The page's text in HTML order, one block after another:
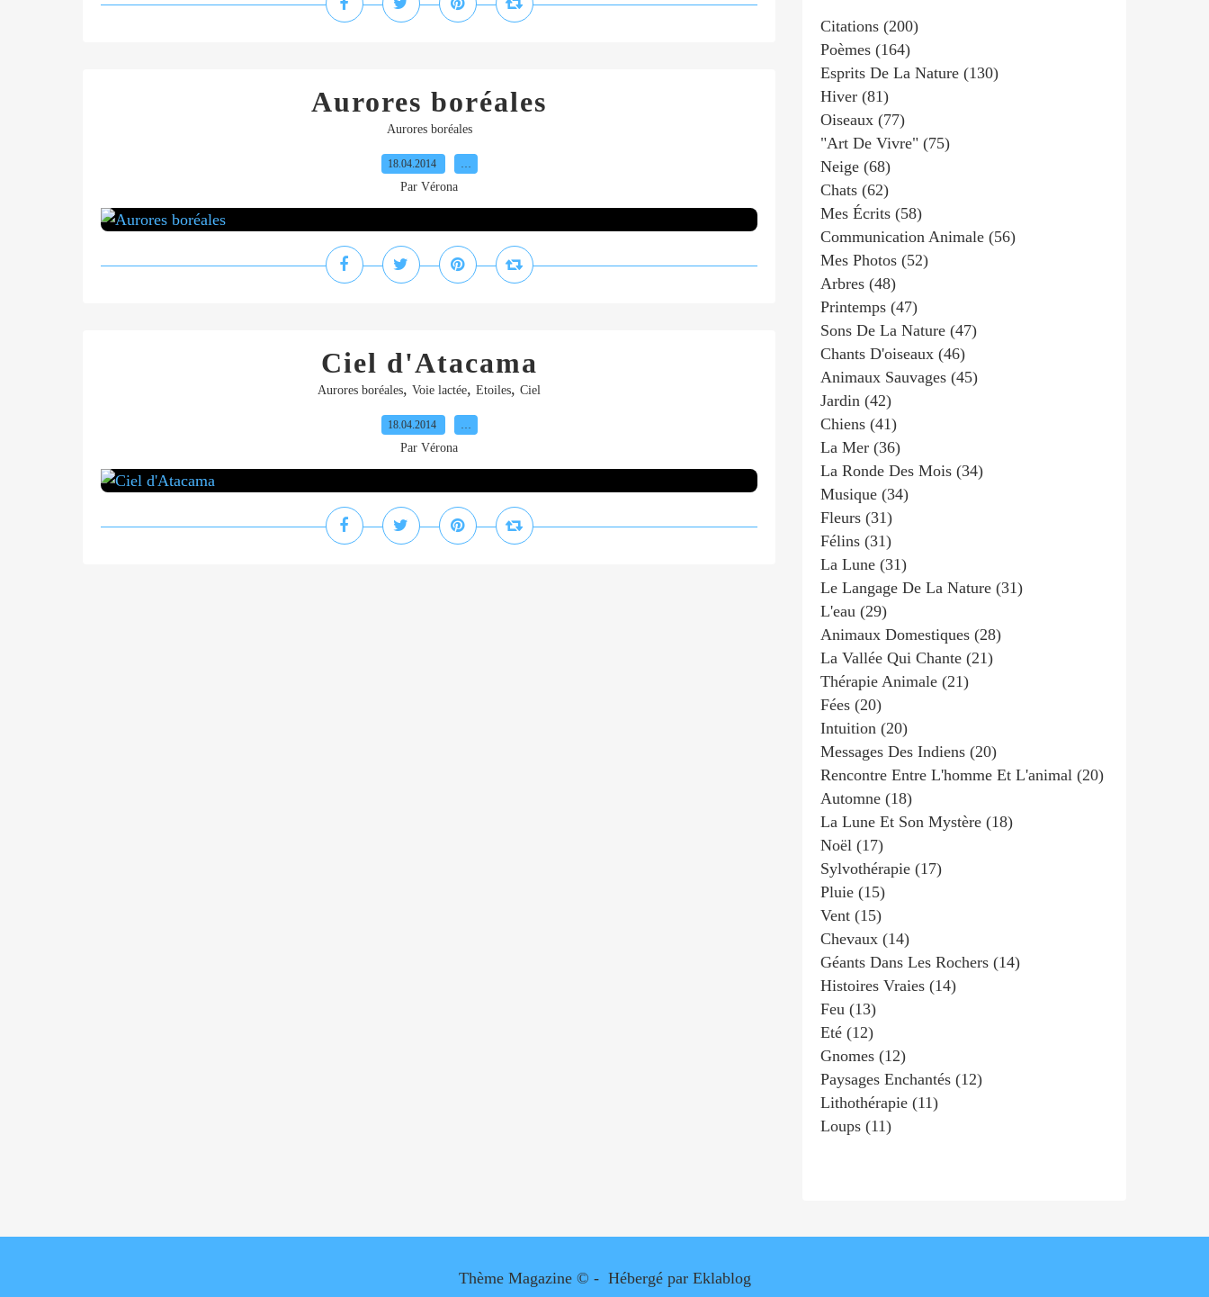
Aurores boréales
Aurores boréales
18.04.2014 …
Par Vérona
Ciel d'Atacama
Aurores boréales, Voie lactée, Etoiles, Ciel
18.04.2014 …
Par Vérona
Citations (200)
Poèmes (164)
Esprits De La Nature (130)
Hiver (81)
Oiseaux (77)
"art De Vivre" (75)
Neige (68)
Chats (62)
Mes Écrits (58)
Communication Animale (56)
Mes Photos (52)
Arbres (48)
Printemps (47)
Sons De La Nature (47)
Chants D'oiseaux (46)
Animaux Sauvages (45)
Jardin (42)
Chiens (41)
La Mer (36)
La Ronde Des Mois (34)
Musique (34)
Fleurs (31)
Félins (31)
La Lune (31)
Le Langage De La Nature (31)
L'eau (29)
Animaux Domestiques (28)
La Vallée Qui Chante (21)
Thérapie Animale (21)
Fées (20)
Intuition (20)
Messages Des Indiens (20)
Rencontre Entre L'homme Et L'animal (20)
Automne (18)
La Lune Et Son Mystère (18)
Noël (17)
Sylvothérapie (17)
Pluie (15)
Vent (15)
Chevaux (14)
Géants Dans Les Rochers (14)
Histoires Vraies (14)
Feu (13)
Eté (12)
Gnomes (12)
Paysages Enchantés (12)
Lithothérapie (11)
Loups (11)
Thème Magazine © - Hébergé par Eklablog